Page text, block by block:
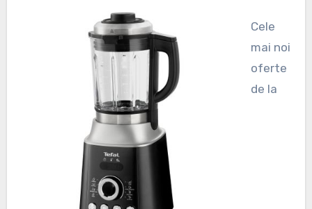
Cele
mai noi
oferte
de la